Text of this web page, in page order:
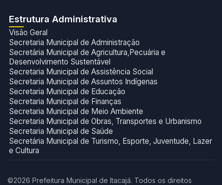
Estrutura Administrativa
Visão Geral
Secretaria Municipal de Administração
Secretária Municipal de Agricultura,Pecuária e
Desenvolvimento Sustentável
Secretaria Municipal de Assistência Social
Secretaria Municipal de Assuntos Indígenas
Secretaria Municipal de Educação
Secretaria Municipal de Finanças
Secretaria Municipal de Meio Ambiente
Secretaria Municipal de Obras, Transportes e Urbanismo
Secretaria Municipal de Saúde
Secretária Municipal de Turismo, Esporte, Juventude, Lazer
e Cultura
©2026 Prefeitura Municipal de Itacajá. Todos os direitos